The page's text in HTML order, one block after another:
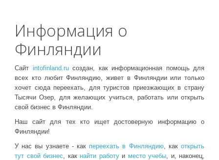
Информация о
Финляндии
Сайт intofinland.ruсоздан, как информационная помощь для
всех кто любит Финляндию, живет в Финляндии или только
хочет сюда переехать, для туристов приезжающих в страну
Тысячи Озер, для желающих учиться, работать или открыть
свой бизнес в Финляндии.
Наш сайт для тех кто ищет достоверную информацию о
Финляндии!
У нас вы узнаете - как переехать в Финляндию, какоткрыть
тут свой бизнес, как найти работуи место учебы, и, наконец,